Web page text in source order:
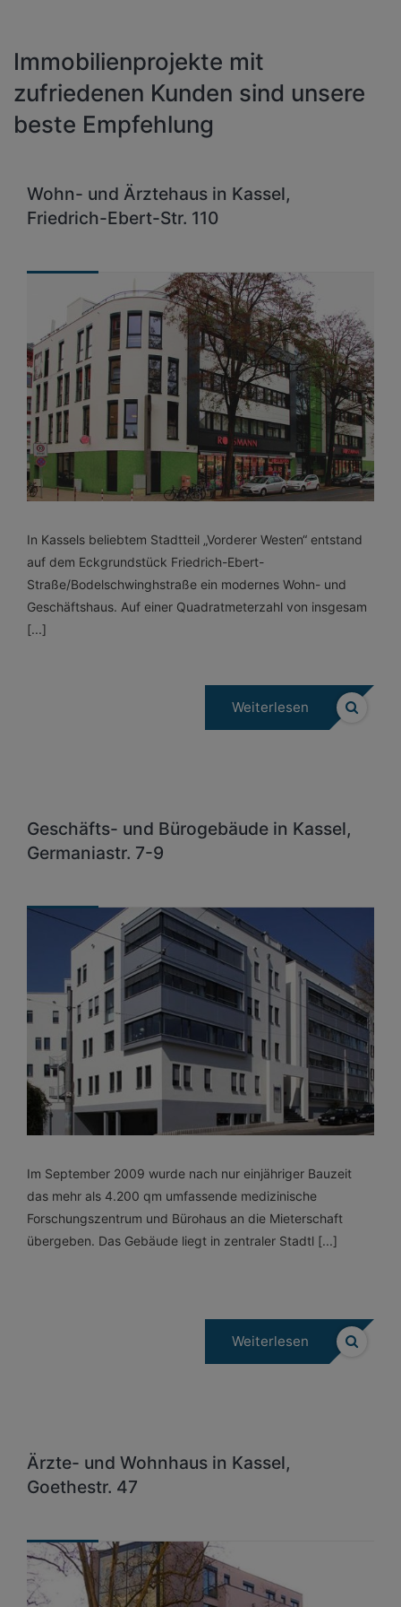
Immobilienprojekte mit
zufriedenen Kunden sind unsere
beste Empfehlung
Wohn- und Ärztehaus in Kassel,
Friedrich-Ebert-Str. 110
In Kassels beliebtem Stadtteil „Vorderer Westen“ entstand
auf dem Eckgrundstück Friedrich-Ebert-
Straße/Bodelschwinghstraße ein modernes Wohn- und
Geschäftshaus. Auf einer Quadratmeterzahl von insgesam
[...]
Weiterlesen
Geschäfts- und Bürogebäude in Kassel,
Germaniastr. 7-9
Im September 2009 wurde nach nur einjähriger Bauzeit
das mehr als 4.200 qm umfassende medizinische
Forschungszentrum und Bürohaus an die Mieterschaft
übergeben. Das Gebäude liegt in zentraler Stadtl [...]
Weiterlesen
Ärzte- und Wohnhaus in Kassel,
Goethestr. 47